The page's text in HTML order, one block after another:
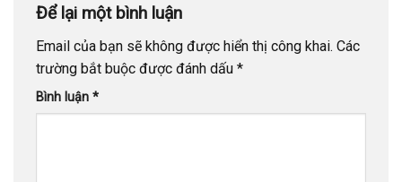
Để lại một bình luận
Email của bạn sẽ không được hiển thị công khai. Các
trường bắt buộc được đánh dấu *
Bình luận *